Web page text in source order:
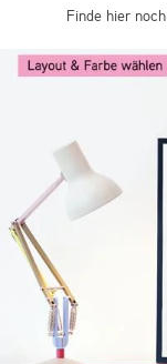
Finde hier